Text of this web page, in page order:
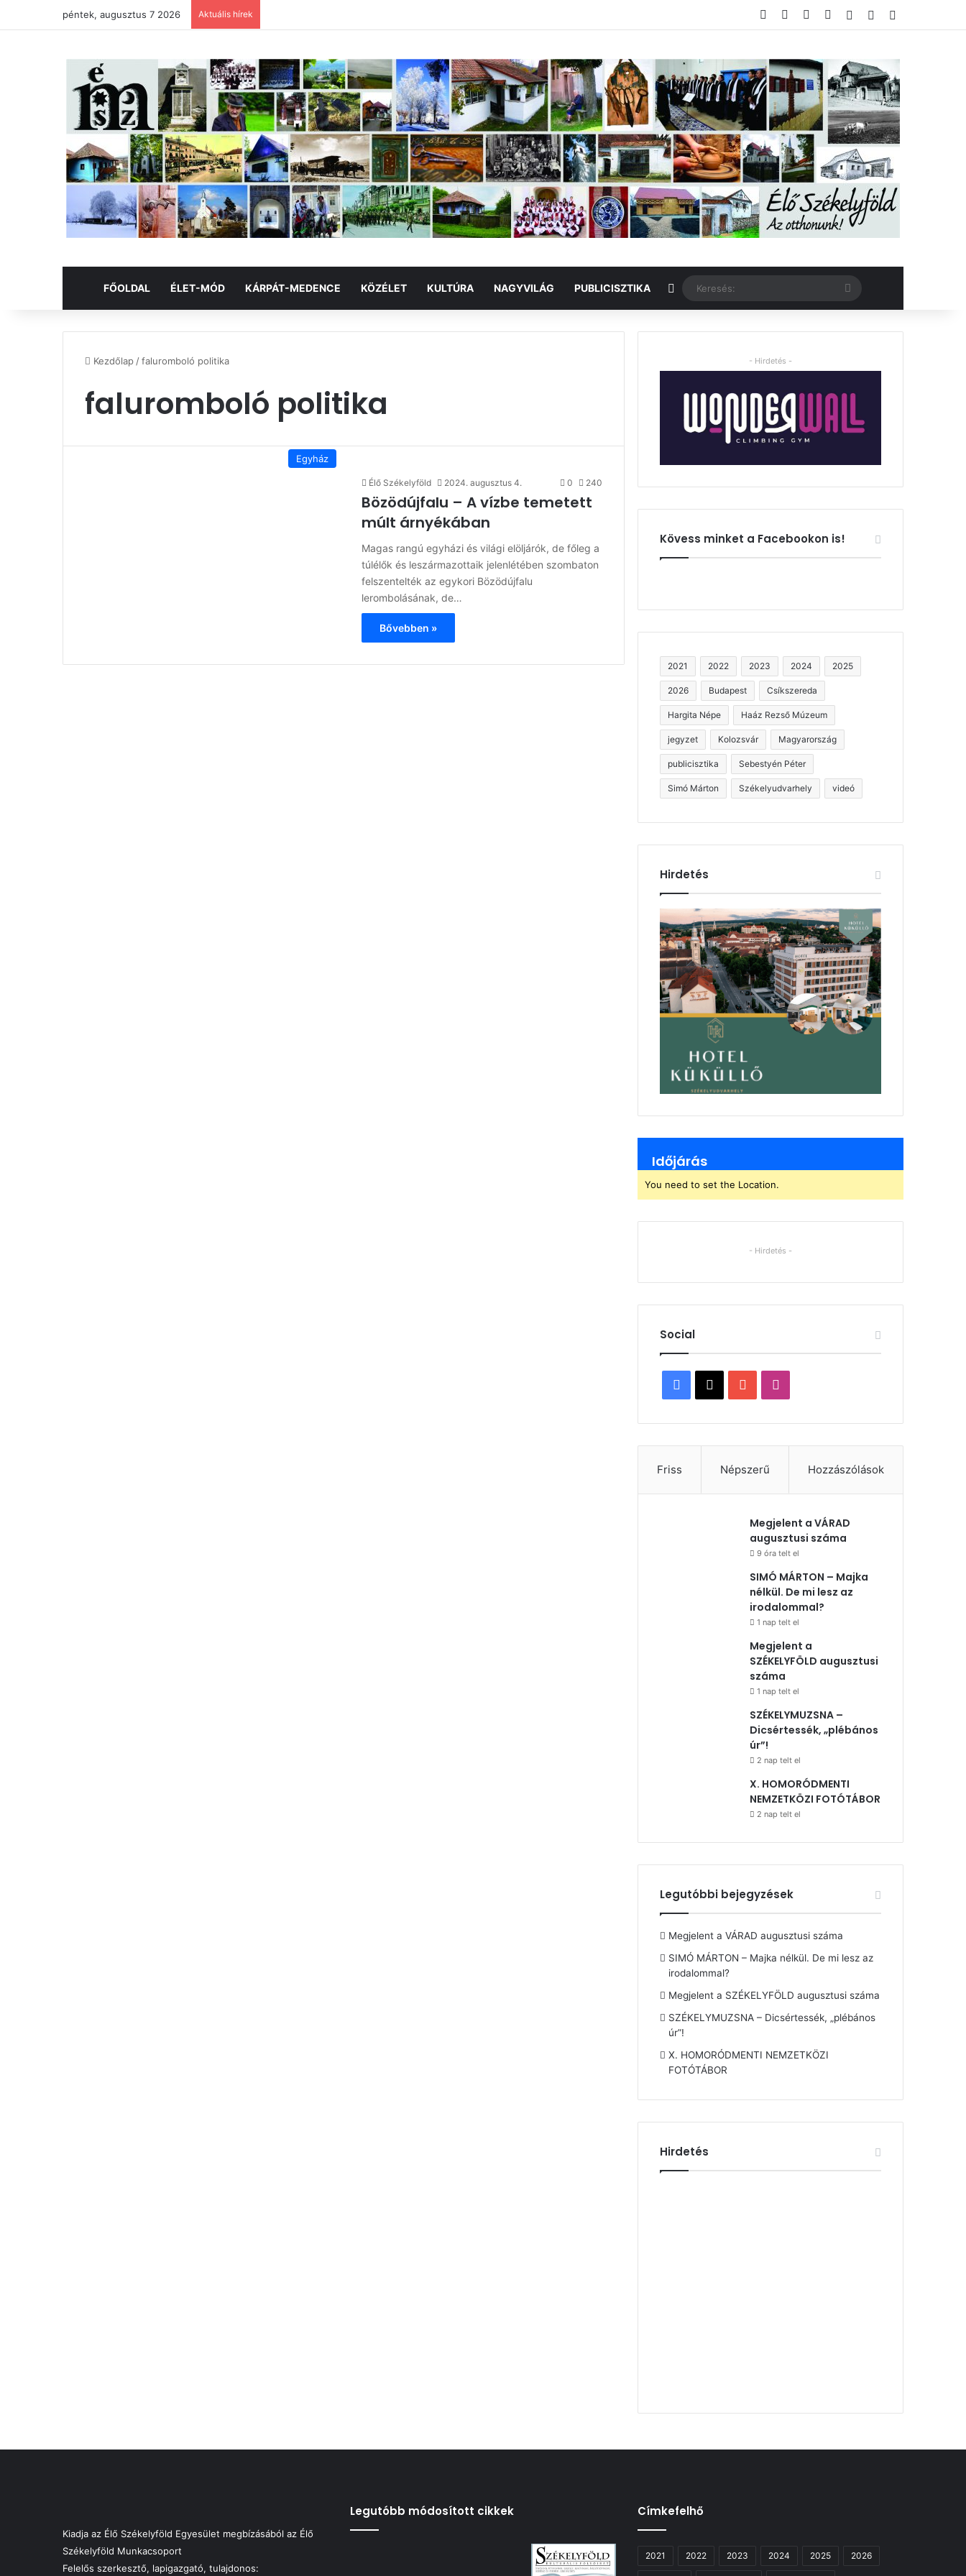
péntek, augusztus 7 2026 Aktuális hírek Facebook YouTubeInstagramBelépésVéletlen cikk
FŐOLDAL ÉLET-MÓD KÁRPÁT-MEDENCE KÖZÉLET KULTÚRA NAGYVILÁG PUBLICISZTIKA Véletlen cikk Keresés:
Kezdőlap /faluromboló politika
faluromboló politika
Egyház
Élő Székelyföld 2024. augusztus 4. 0 240
Bözödújfalu – A vízbe temetett
múlt árnyékában
Magas rangú egyházi és világi elöljárók, de főleg a
túlélők és leszármazottaik jelenlétében szombaton
felszentelték az egykori Bözödújfalu
lerombolásának, de…
Bővebben »
- Hirdetés -
Kövess minket a Facebookon is!
2021 2022 2023 2024 2025
2026 Budapest Csíkszereda
Hargita Népe Haáz Rezső Múzeum
jegyzet Kolozsvár Magyarország
publicisztika Sebestyén Péter
Simó Márton Székelyudvarhely videó
Hirdetés
Időjárás
You need to set the Location.
- Hirdetés -
Social
Facebook
X YouTube
Friss Népszerű Hozzászólások
Megjelent a VÁRAD
augusztusi száma
9 óra telt el
SIMÓ MÁRTON – Majka
nélkül. De mi lesz az
irodalommal?
1 nap telt el
Megjelent a
SZÉKELYFÖLD augusztusi
száma
1 nap telt el
SZÉKELYMUZSNA –
Dicsértessék, „plébános
úr”!
2 nap telt el
X. HOMORÓDMENTI
NEMZETKÖZI FOTÓTÁBOR
2 nap telt el
Legutóbbi bejegyzések
Megjelent a VÁRAD augusztusi száma
SIMÓ MÁRTON – Majka nélkül. De mi lesz az
irodalommal?
Megjelent a SZÉKELYFÖLD augusztusi száma
SZÉKELYMUZSNA – Dicsértessék, „plébános
úr”!
X. HOMORÓDMENTI NEMZETKÖZI
FOTÓTÁBOR
Hirdetés
Kiadja az Élő Székelyföld Egyesület megbízásából az Élő
Székelyföld Munkacsoport
Felelős szerkesztő, lapigazgató, tulajdonos:
Legutóbb módosított cikkek Címkefelhő
2021 2022 2023 2024 2025 2026